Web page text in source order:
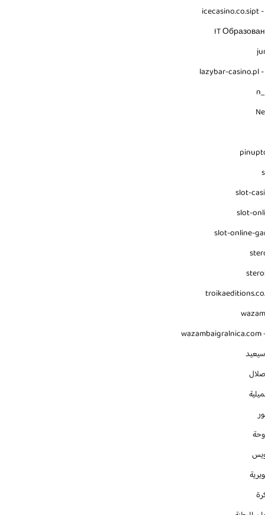
icecasino.co.sipt
IT
lazybar-casino.pl
slot-
slot-
slot-online-
wazambaigralnica.com